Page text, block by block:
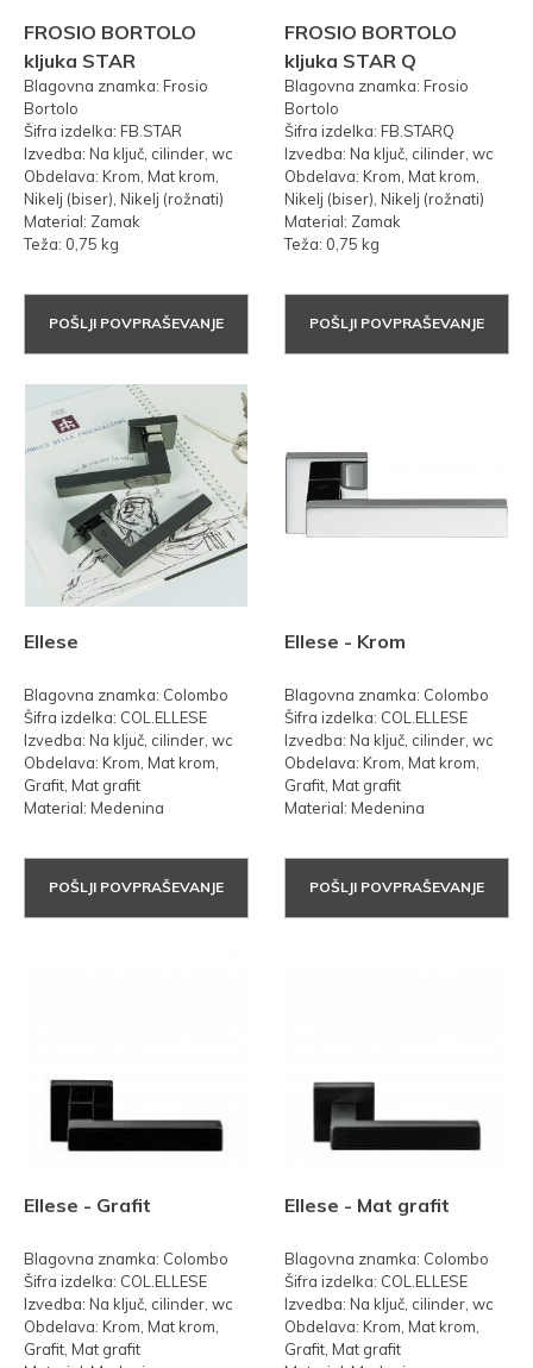
FROSIO BORTOLO
kljuka STAR
Blagovna znamka: Frosio
Bortolo
Šifra izdelka: FB.STAR
Izvedba: Na ključ, cilinder, wc
Obdelava: Krom, Mat krom,
Nikelj (biser), Nikelj (rožnati)
Material: Zamak
Teža: 0,75 kg
POŠLJI POVPRAŠEVANJE
FROSIO BORTOLO
kljuka STAR Q
Blagovna znamka: Frosio
Bortolo
Šifra izdelka: FB.STARQ
Izvedba: Na ključ, cilinder, wc
Obdelava: Krom, Mat krom,
Nikelj (biser), Nikelj (rožnati)
Material: Zamak
Teža: 0,75 kg
POŠLJI POVPRAŠEVANJE
Ellese
Blagovna znamka: Colombo
Šifra izdelka: COL.ELLESE
Izvedba: Na ključ, cilinder, wc
Obdelava: Krom, Mat krom,
Grafit, Mat grafit
Material: Medenina
POŠLJI POVPRAŠEVANJE
Ellese - Krom
Blagovna znamka: Colombo
Šifra izdelka: COL.ELLESE
Izvedba: Na ključ, cilinder, wc
Obdelava: Krom, Mat krom,
Grafit, Mat grafit
Material: Medenina
POŠLJI POVPRAŠEVANJE
Ellese - Grafit
Blagovna znamka: Colombo
Šifra izdelka: COL.ELLESE
Izvedba: Na ključ, cilinder, wc
Obdelava: Krom, Mat krom,
Grafit, Mat grafit
Ellese - Mat grafit
Blagovna znamka: Colombo
Šifra izdelka: COL.ELLESE
Izvedba: Na ključ, cilinder, wc
Obdelava: Krom, Mat krom,
Grafit, Mat grafit